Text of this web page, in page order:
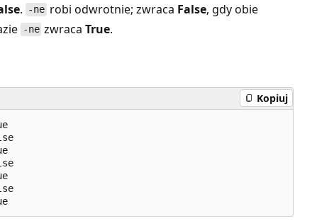
. -nerobi odwrotnie; zwraca False, gdy obie
-ne zwracaTrue.
Kopiuj